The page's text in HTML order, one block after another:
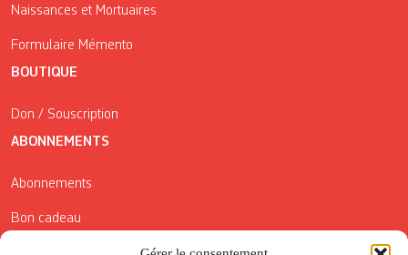
Naissances et Mortuaires
Formulaire Mémento
BOUTIQUE
Don / Souscription
ABONNEMENTS
Abonnements
Bon cadeau